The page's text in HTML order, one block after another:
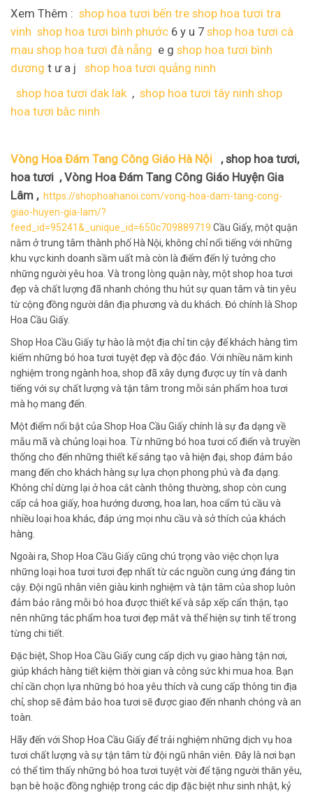
Xem Thêm : shop hoa tươi bến tre shop hoa tươi tra
vinh shop hoa tươi bình phước 6 y u 7 shop hoa tươi cà
mau shop hoa tươi đà nẵng e g shop hoa tươi bình
dương t ư a j shop hoa tươi quảng ninh
shop hoa tươi dak lak , shop hoa tươi tây ninh shop
hoa tươi băc ninh
Vòng Hoa Đám Tang Công Giáo Hà Nội , shop hoa tươi,
hoa tươi , Vòng Hoa Đám Tang Công Giáo Huyện Gia
Lâm , https://shophoahanoi.com/vong-hoa-dam-tang-cong-
giao-huyen-gia-lam/?
feed_id=95241&_unique_id=650c709889719 Cầu Giấy, một quận
nằm ở trung tâm thành phố Hà Nội, không chỉ nổi tiếng với những
khu vực kinh doanh sầm uất mà còn là điểm đến lý tưởng cho
những người yêu hoa. Và trong lòng quận này, một shop hoa tươi
đẹp và chất lượng đã nhanh chóng thu hút sự quan tâm và tin yêu
từ cộng đồng người dân địa phương và du khách. Đó chính là Shop
Hoa Cầu Giấy.
Shop Hoa Cầu Giấy tự hào là một địa chỉ tin cậy để khách hàng tìm
kiếm những bó hoa tươi tuyệt đẹp và độc đáo. Với nhiều năm kinh
nghiệm trong ngành hoa, shop đã xây dựng được uy tín và danh
tiếng với sự chất lượng và tận tâm trong mỗi sản phẩm hoa tươi
mà họ mang đến.
Một điểm nổi bật của Shop Hoa Cầu Giấy chính là sự đa dạng về
mẫu mã và chủng loại hoa. Từ những bó hoa tươi cổ điển và truyền
thống cho đến những thiết kế sáng tạo và hiện đại, shop đảm bảo
mang đến cho khách hàng sự lựa chọn phong phú và đa dạng.
Không chỉ dừng lại ở hoa cắt cành thông thường, shop còn cung
cấp cả hoa giấy, hoa hướng dương, hoa lan, hoa cẩm tú cầu và
nhiều loại hoa khác, đáp ứng mọi nhu cầu và sở thích của khách
hàng.
Ngoài ra, Shop Hoa Cầu Giấy cũng chú trọng vào việc chọn lựa
những loại hoa tươi tươi đẹp nhất từ các nguồn cung ứng đáng tin
cậy. Đội ngũ nhân viên giàu kinh nghiệm và tận tâm của shop luôn
đảm bảo rằng mỗi bó hoa được thiết kế và sắp xếp cẩn thận, tạo
nên những tác phẩm hoa tươi đẹp mắt và thể hiện sự tinh tế trong
từng chi tiết.
Đặc biệt, Shop Hoa Cầu Giấy cung cấp dịch vụ giao hàng tận nơi,
giúp khách hàng tiết kiệm thời gian và công sức khi mua hoa. Bạn
chỉ cần chọn lựa những bó hoa yêu thích và cung cấp thông tin địa
chỉ, shop sẽ đảm bảo hoa tươi sẽ được giao đến nhanh chóng và an
toàn.
Hãy đến với Shop Hoa Cầu Giấy để trải nghiệm những dịch vụ hoa
tươi chất lượng và sự tận tâm từ đội ngũ nhân viên. Đây là nơi bạn
có thể tìm thấy những bó hoa tươi tuyệt vời để tặng người thân yêu,
bạn bè hoặc đồng nghiệp trong các dịp đặc biệt như sinh nhật, kỷ